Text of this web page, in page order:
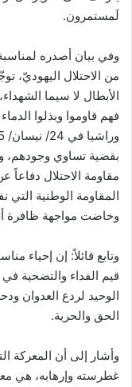
لَمستمرون.
من الاحتلال اليهوديّ،
الأبطال لا سيما
فهم قاوموا وبذلوا
بقضية تساوي وجودهم،
مقاومة الاحتلال
المقاومة الوطنية
وخاضت مواجهة ظافرة
وتابع قائلاً: إن إحياء
قيم الفداء والتضحية
الوحيد لردع العدوان
الحق والحرية.
وأشار إلى أن المعركة
غطرسته وإرهابه، هي